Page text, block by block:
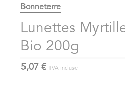
Bonneterre
Lunettes
Bio 200g
5,07 € TVA incluse